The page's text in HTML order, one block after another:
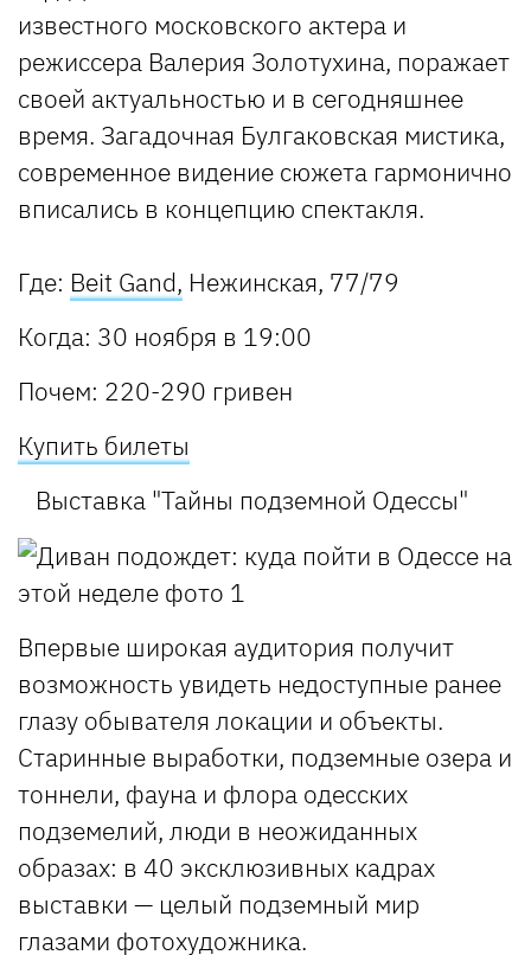
известного московского актера и
режиссера Валерия Золотухина, поражает
своей актуальностью и в сегодняшнее
время. Загадочная Булгаковская мистика,
современное видение сюжета гармонично
вписались в концепцию спектакля.
Где: Beit Gand, Нежинская, 77/79
Когда: 30 ноября в 19:00
Почем: 220-290 гривен
Купить билеты
Выставка "Тайны подземной Одессы"
Впервые широкая аудитория получит
возможность увидеть недоступные ранее
глазу обывателя локации и объекты.
Старинные выработки, подземные озера и
тоннели, фауна и флора одесских
подземелий, люди в неожиданных
образах: в 40 эксклюзивных кадрах
выставки — целый подземный мир
глазами фотохудожника.